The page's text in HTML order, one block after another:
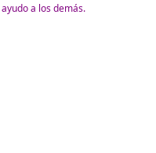
a los demás.